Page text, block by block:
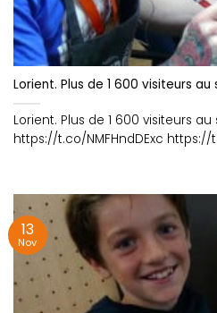
Lorient. Plus de 1 600 visiteurs
Lorient. Plus de 1 600 visiteurs
https://t.co/NMFHndDExc https://
13
Nov